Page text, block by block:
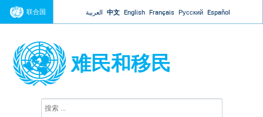
Jump to navigation
联合国 العربية 中文 English Français Русский Español
难民和移民
搜
索